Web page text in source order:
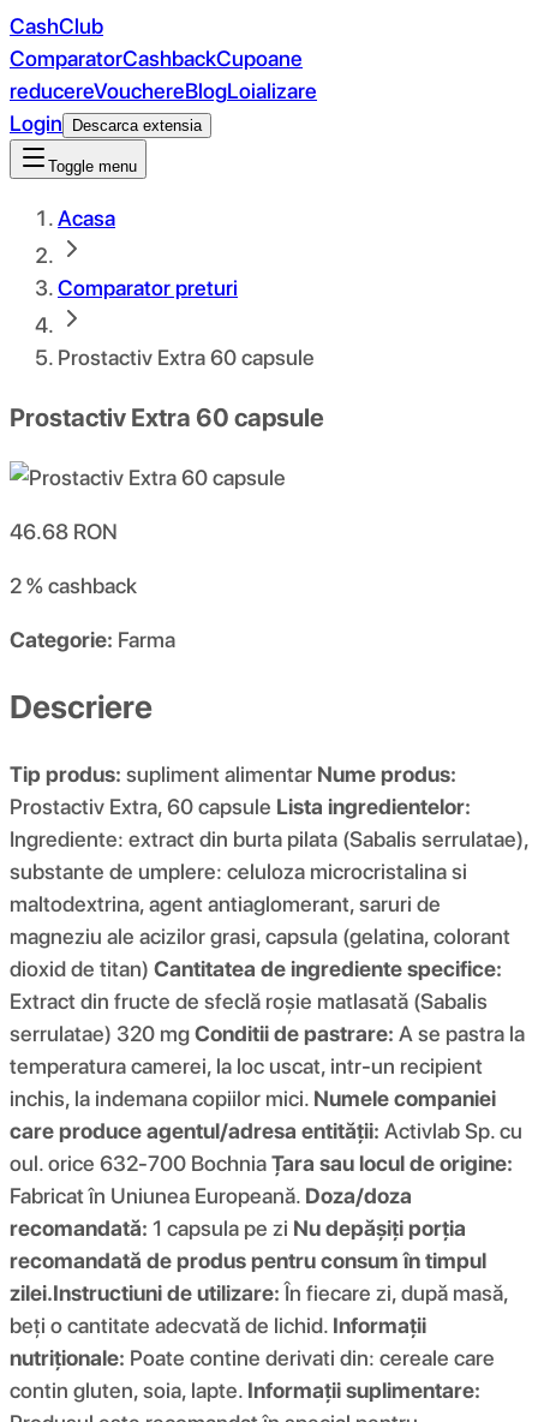
CashClub
ComparatorCashbackCupoane
reducereVouchereBlogLoializare
Login
Descarca extensia
Toggle menu
Acasa
Comparator preturi
Prostactiv Extra 60 capsule
Prostactiv Extra 60 capsule
46.68 RON
2 %cashback
Categorie: Farma
Descriere
Tip produs: supliment alimentar Nume produs:
Prostactiv Extra, 60 capsule Lista ingredientelor:
Ingrediente: extract din burta pilata (Sabalis serrulatae),
substante de umplere: celuloza microcristalina si
maltodextrina, agent antiaglomerant, saruri de
magneziu ale acizilor grasi, capsula (gelatina, colorant
dioxid de titan) Cantitatea de ingrediente specifice:
Extract din fructe de sfeclă roșie matlasată (Sabalis
serrulatae) 320 mgConditii de pastrare: A se pastra la
temperatura camerei, la loc uscat, intr-un recipient
inchis, la indemana copiilor mici. Numele companiei
care produce agentul/adresa entității: Activlab Sp. cu
oul. orice 632-700 BochniaȚara sau locul de origine:
Fabricat în Uniunea Europeană. Doza/doza
recomandată: 1 capsula pe zi Nu depășiți porția
recomandată de produs pentru consum în timpul
zilei.Instructiuni de utilizare:În fiecare zi, după masă,
beți o cantitate adecvată de lichid. Informații
nutriționale: Poate contine derivati ​​din: cereale care
contin gluten, soia, lapte. Informații suplimentare: